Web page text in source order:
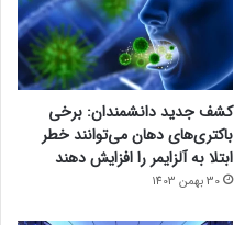
کشف جدید دانشمندان: برخی
باکتری‌های دهان می‌توانند خطر
ابتلا به آلزایمر را افزایش دهند
30 بهمن 1403